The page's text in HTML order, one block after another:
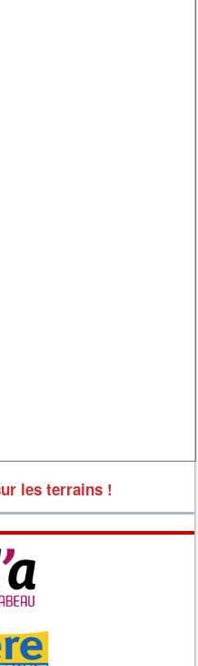
les terrains !